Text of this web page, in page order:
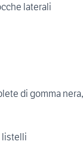
laterali
di gomma
listelli